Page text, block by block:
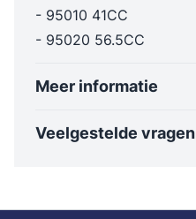
- 95010 41CC
- 95020 56.5CC
Meer informatie
Veelgestelde vragen